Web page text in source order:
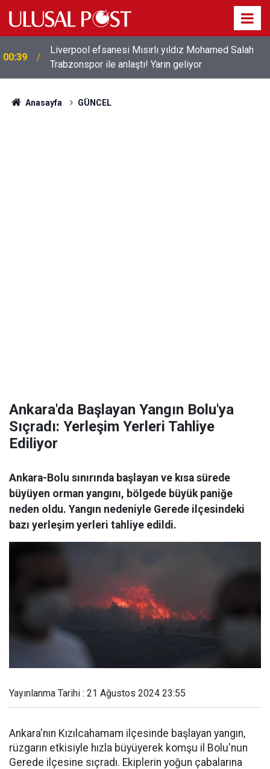
00:39
Liverpool efsanesi Mısırlı yıldız Mohamed Salah
Trabzonspor ile anlaştı! Yarın geliyor
Anasayfa GÜNCEL
Ankara'da Başlayan Yangın Bolu'ya
Sıçradı: Yerleşim Yerleri Tahliye
Ediliyor
Ankara-Bolu sınırında başlayan ve kısa sürede
büyüyen orman yangını, bölgede büyük paniğe
neden oldu. Yangın nedeniyle Gerede ilçesindeki
bazı yerleşim yerleri tahliye edildi.
Yayınlanma Tarihi : 21 Ağustos 2024 23:55
Ankara'nın Kızılcahamam ilçesinde başlayan yangın,
rüzgarın etkisiyle hızla büyüyerek komşu il Bolu'nun
Gerede ilçesine sıçradı. Ekiplerin yoğun çabalarına